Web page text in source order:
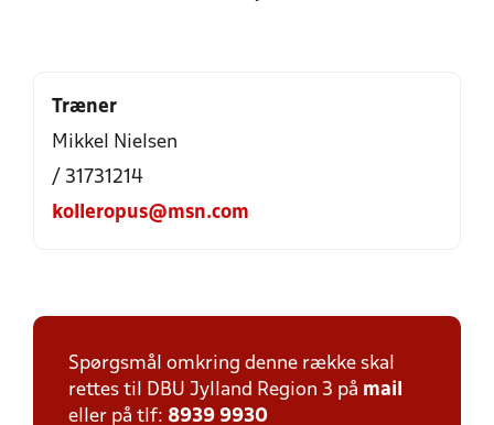
Træner
Mikkel Nielsen
/ 31731214
kolleropus@msn.com
Spørgsmål omkring denne række skal
rettes til DBU Jylland Region 3 på mail
eller på tlf: 8939 9930